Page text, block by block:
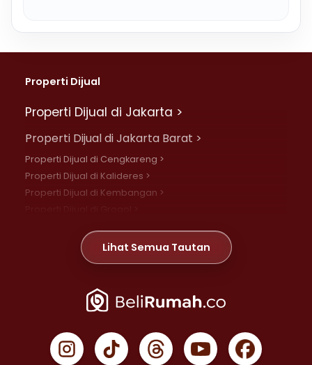
Properti Dijual
Properti Dijual di Jakarta >
Properti Dijual di Jakarta Barat >
Properti Dijual di Cengkareng >
Properti Dijual di Kalideres >
Properti Dijual di Kembangan >
Properti Dijual di Meruya >
Properti Dijual di Jelambar >
Properti Dijual di Jakarta Pusat >
Properti Dijual di Gambir >
Properti Dijual di Johar Baru >
Lihat Semua Tautan